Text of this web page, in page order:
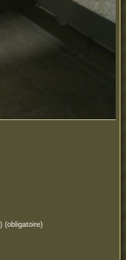
(obligatoire)